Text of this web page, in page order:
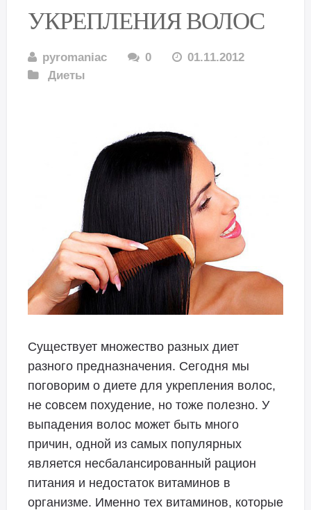
УКРЕПЛЕНИЯ ВОЛОС
pyromaniac 0
01.11.2012
Диеты
Существует множество разных диет
разного предназначения. Сегодня мы
поговорим о диете для укрепления волос,
не совсем похудение, но тоже полезно. У
выпадения волос может быть много
причин, одной из самых популярных
является несбалансированный рацион
питания и недостаток витаминов в
организме. Именно тех витаминов, которые